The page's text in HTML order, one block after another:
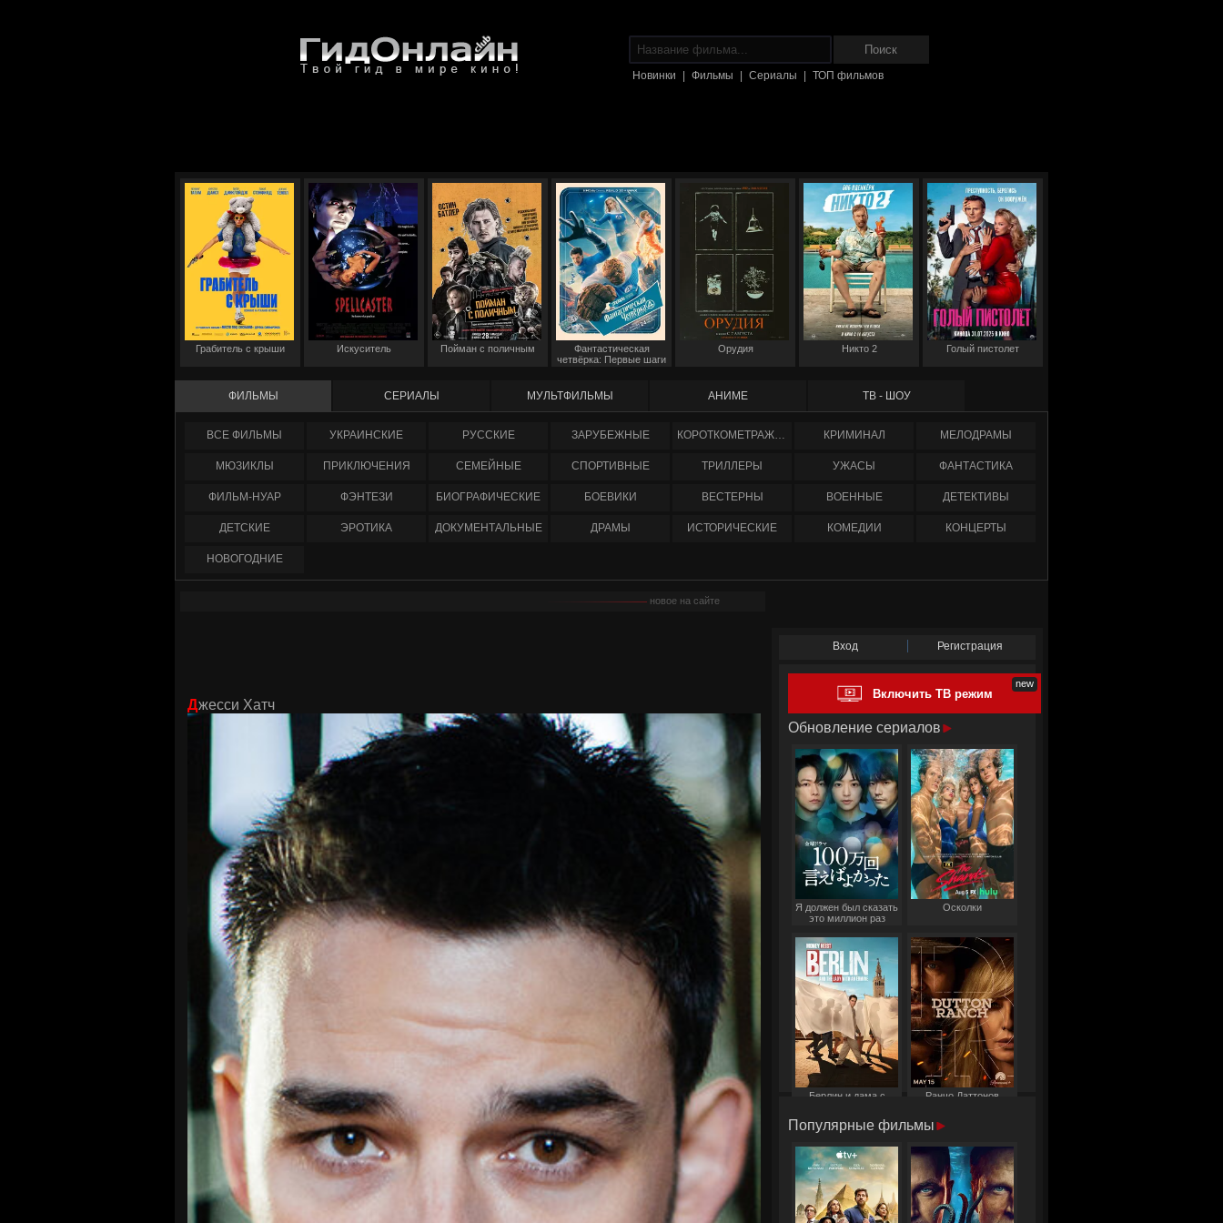
Новинки Фильмы Сериалы ТОП фильмов
Грабитель с крыши Искуситель Пойман с поличным
Фантастическая
четвёрка: Первые шаги
Орудия Никто 2 Голый пистолет
ФИЛЬМЫ СЕРИАЛЫ МУЛЬТФИЛЬМЫ АНИМЕ ТВ - ШОУ
ФИЛЬМЫ УКРАИНCКИЕ РУССКИЕ ЗАРУБЕЖНЫЕ КОРОТКОМЕТРАЖНЫЕ КРИМИНАЛ МЕЛОДРАМЫ
МЮЗИКЛЫ ПРИКЛЮЧЕНИЯ СЕМЕЙНЫЕ СПОРТИВНЫЕ ТРИЛЛЕРЫ УЖАСЫ ФАНТАСТИКА
ФИЛЬМ-НУАР ФЭНТЕЗИ БИОГРАФИЧЕСКИЕ БОЕВИКИ ВЕСТЕРНЫ ВОЕННЫЕ ДЕТЕКТИВЫ
ДЕТСКИЕ ЭРОТИКА ДОКУМЕНТАЛЬНЫЕ ДРАМЫ ИСТОРИЧЕСКИЕ КОМЕДИИ КОНЦЕРТЫ
НОВОГОДНИЕ
новое на сайте
Джесси Хатч
Вход Регистрация
Включить ТВ режим
Обновление сериалов
Я должен был сказать
это миллион раз
Осколки
Берлин и дама с
Ранчо Даттонов
Популярные фильмы